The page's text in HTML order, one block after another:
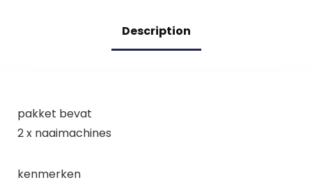
leren naaimachine
naaimachine mini
blauw
Description
pakket bevat
2 x naaimachines
kenmerken